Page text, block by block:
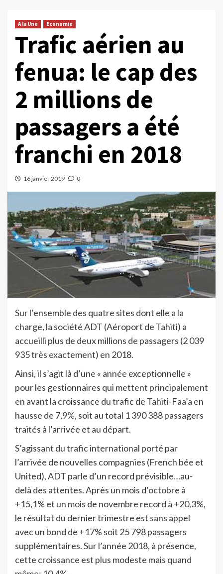
A la Une Economie
Trafic aérien au
fenua: le cap des
2 millions de
passagers a été
franchi en 2018
16 janvier 2019 0
Sur l’ensemble des quatre sites dont elle a la
charge, la société ADT (Aéroport de Tahiti) a
accueilli plus de deux millions de passagers (2 039
935 très exactement) en 2018.
Ainsi, il s’agit là d’une « année exceptionnelle »
pour les gestionnaires qui mettent principalement
en avant la croissance du trafic de Tahiti-Faa’a en
hausse de 7,9%, soit au total 1 390 388 passagers
traités à l’arrivée et au départ.
S’agissant du trafic international porté par
l’arrivée de nouvelles compagnies (French bée et
United), ADT parle d’un record prévisible…au-
delà des attentes. Après un mois d’octobre à
+15,1% et un mois de novembre record à +20,3%,
le résultat du dernier trimestre est sans appel
avec un bond de +17% soit 25 798 passagers
supplémentaires. Sur l’année 2018, à présence,
cette croissance est plus modeste mais quand